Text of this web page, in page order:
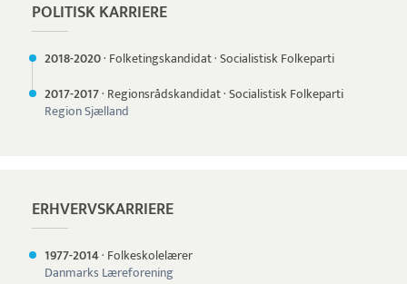
POLITISK KARRIERE
2018-2020· Folketingskandidat·Socialistisk Folkeparti
2017-2017· Regionsrådskandidat·Socialistisk Folkeparti
Region Sjælland
ERHVERVSKARRIERE
1977-2014· Folkeskolelærer
Danmarks Læreforening